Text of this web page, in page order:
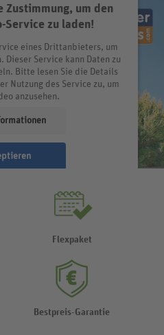
Zustimmung, um den
Service zu laden!
eines Drittanbieters, um
Service kann Daten zu
Bitte lesen Sie die Details
Nutzung des Service zu, um
anzusehen.
Flexpaket
Bestpreis-Garantie